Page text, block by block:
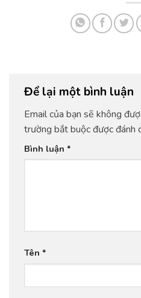
Để lại một bình luận
Email của bạn sẽ không
trường bắt buộc được đánh
Bình luận *
Tên *